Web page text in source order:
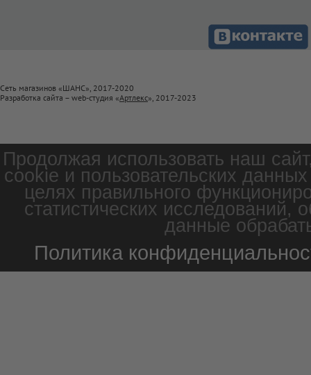
Сеть магазинов «ШАНС», 2017-2020
Разработка сайта – web-студия «Артлекс», 2017-2023
Продолжая использовать наш
cookie и пользовательских
целях правильного
статистических
данные
Политика